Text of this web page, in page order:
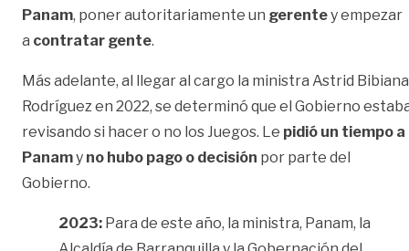
Panam, poner autoritariamente un gerentey empezar
a contratar gente.
Más adelante, al llegar al cargo la ministra Astrid Bibiana
Rodríguez en 2022, se determinó que el Gobierno
revisando si hacer o no los Juegos. Le pidió un tiempo a
Panamy no hubo pago o decisión por parte del
Gobierno.
2023: Para de este año, la ministra, Panam, la